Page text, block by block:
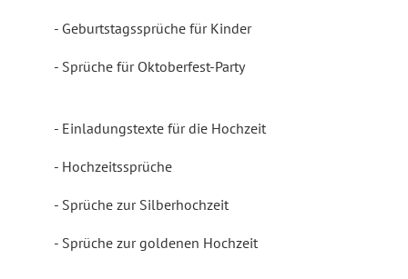
Geburtstagssprüche für Kinder
Sprüche für Oktoberfest-Party
Einladungstexte für die Hochzeit
Hochzeitssprüche
Sprüche zur Silberhochzeit
Sprüche zur goldenen Hochzeit